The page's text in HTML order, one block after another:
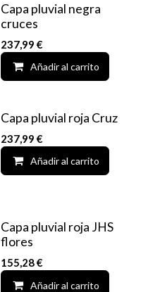
Add to wishlist
Capa pluvial negra
cruces
237,99 €
Añadir al carrito
Add to wishlist
Capa pluvial roja Cruz
237,99 €
Añadir al carrito
Add to wishlist
Capa pluvial roja JHS
flores
155,28€
Añadir al carrito